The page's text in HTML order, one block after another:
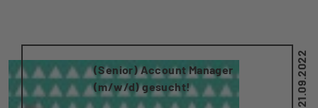
(Senior) Account Manager
(m/w/d) gesucht!
21.09.2022